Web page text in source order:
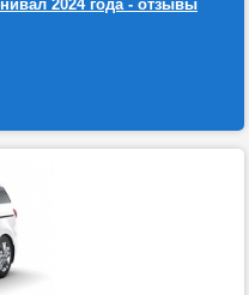
2024 года - отзывы